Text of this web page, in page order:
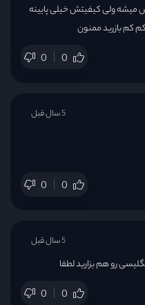
میشه ولی کیفیتش خیلی پایینه
بازرید ممنون
0 0
0 0
5 سال قبل
رو هم بزارید لطفا
0 0
5 سال قبل